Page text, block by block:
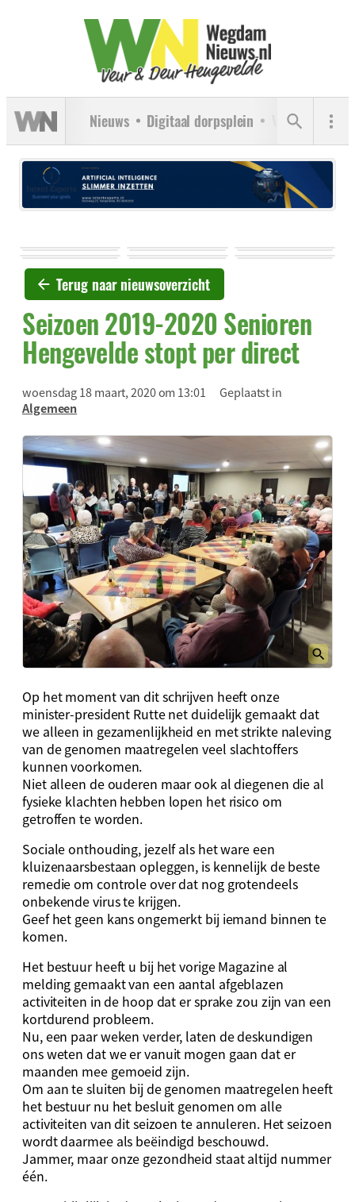
Nieuws Digitaal dorpsplein Verenigingen
Terug naar nieuwsoverzicht
Seizoen 2019-2020 Senioren
Hengevelde stopt per direct
woensdag 18 maart, 2020 om 13:01
Geplaatst in
Algemeen
Op het moment van dit schrijven heeft onze
minister-president Rutte net duidelijk gemaakt dat
we alleen in gezamenlijkheid en met strikte naleving
van de genomen maatregelen veel slachtoffers
kunnen voorkomen.
Niet alleen de ouderen maar ook al diegenen die al
fysieke klachten hebben lopen het risico om
getroffen te worden.
Sociale onthouding, jezelf als het ware een
kluizenaarsbestaan opleggen, is kennelijk de beste
remedie om controle over dat nog grotendeels
onbekende virus te krijgen.
Geef het geen kans ongemerkt bij iemand binnen te
komen.
Het bestuur heeft u bij het vorige Magazine al
melding gemaakt van een aantal afgeblazen
activiteiten in de hoop dat er sprake zou zijn van een
kortdurend probleem.
Nu, een paar weken verder, laten de deskundigen
ons weten dat we er vanuit mogen gaan dat er
maanden mee gemoeid zijn.
Om aan te sluiten bij de genomen maatregelen heeft
het bestuur nu het besluit genomen om alle
activiteiten van dit seizoen te annuleren. Het seizoen
wordt daarmee als beëindigd beschouwd.
Jammer, maar onze gezondheid staat altijd nummer
één.